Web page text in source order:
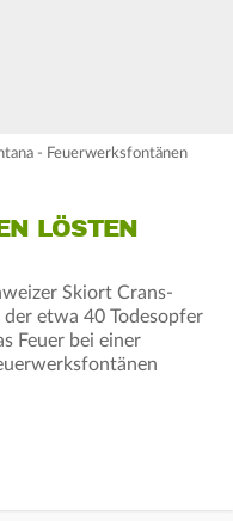
- Feuerwerksfontänen
LÖSTEN
Skiort Crans-
etwa 40 Todesopfer
Feuer bei einer